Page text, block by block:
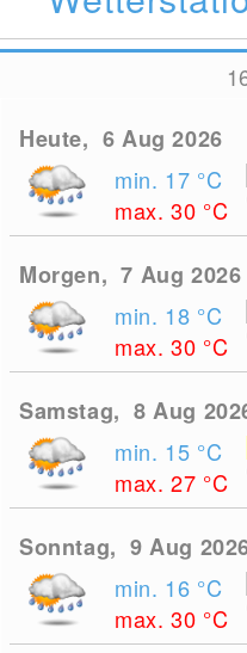
Heute, 6 Aug 2026
min. 17 °C
max. 30 °C
Morgen, 7 Aug 2026
min. 18 °C
max. 30 °C
Samstag, 8 Aug
min. 15 °C
max. 27 °C
Sonntag, 9 Aug
min. 16 °C
max. 30 °C